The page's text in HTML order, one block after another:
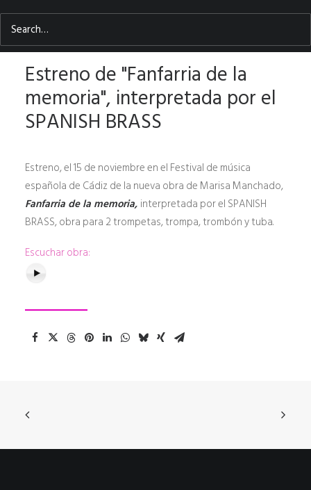
© video: Patricio Musalem
Estreno de "Fanfarria de la
memoria", interpretada por el
SPANISH BRASS
Estreno,el 15 de noviembre en el Festival de música
española de Cádiz de la nueva obra de Marisa Manchado,
Fanfarria de la memoria, interpretada por el SPANISH
BRASS, obra para 2 trompetas, trompa, trombón y tuba.
Escuchar obra: